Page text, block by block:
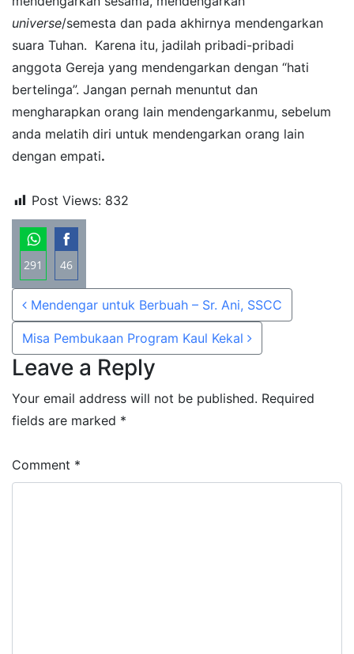
universe/semesta dan pada akhirnya mendengarkan
suara Tuhan. Karena itu, jadilah pribadi-pribadi
anggota Gereja yang mendengarkan dengan “hati
bertelinga”. Jangan pernah menuntut dan
mengharapkan orang lain mendengarkanmu, sebelum
anda melatih diri untuk mendengarkan orang lain
dengan empati.
Post Views: 832
291
Share
on
WhatsApp
46
Share
on
Facebook
Post navigation
Mendengar untuk Berbuah – Sr. Ani, SSCC
Misa Pembukaan Program Kaul Kekal
Leave a Reply
Your email address will not be published. Required
fields are marked *
Comment *